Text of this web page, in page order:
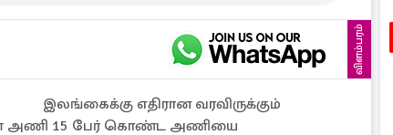
விளம்பரம்
இலங்கைக்கு எதிரான வரவிருக்கும்
அணி 15 பேர் கொண்ட அணியை